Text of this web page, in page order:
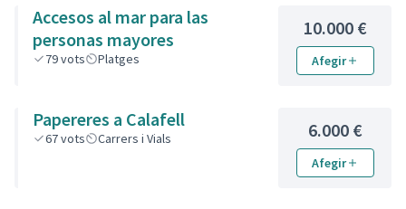
Accesos al mar para las
personas mayores
79vots Platges
10.000 €
Afegir
Papereres a Calafell
67vots Carrers i Vials 6.000 €
Afegir